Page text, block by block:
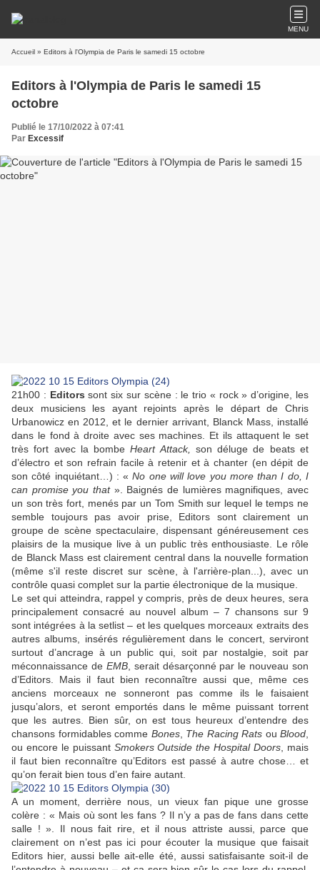
MENU
Accueil » Editors à l'Olympia de Paris le samedi 15 octobre
Editors à l'Olympia de Paris le samedi 15
octobre
Publié le 17/10/2022 à 07:41
Par Excessif
21h00 : Editors sont six sur scène : le trio « rock » d’origine, les
deux musiciens les ayant rejoints après le départ de Chris
Urbanowicz en 2012, et le dernier arrivant, Blanck Mass, installé
dans le fond à droite avec ses machines. Et ils attaquent le set
très fort avec la bombeHeart Attack, son déluge de beats et
d’électro et son refrain facile à retenir et à chanter (en dépit de
son côté inquiétant…) : «No one will love you more than I do, I
can promise you that ». Baignés de lumières magnifiques, avec
un son très fort, menés par un Tom Smith sur lequel le temps ne
semble toujours pas avoir prise, Editors sont clairement un
groupe de scène spectaculaire, dispensant généreusement ces
plaisirs de la musique live à un public très enthousiaste. Le rôle
de Blanck Mass est clairement central dans la nouvelle formation
(même s'il reste discret sur scène, à l'arrière-plan...), avec un
contrôle quasi complet sur la partie électronique de la musique.
Le set qui atteindra, rappel y compris, près de deux heures, sera
principalement consacré au nouvel album – 7 chansons sur 9
sont intégrées à la setlist – et les quelques morceaux extraits des
autres albums, insérés régulièrement dans le concert, serviront
surtout d’ancrage à un public qui, soit par nostalgie, soit par
méconnaissance de EMB, serait désarçonné par le nouveau son
d’Editors. Mais il faut bien reconnaître aussi que, même ces
anciens morceaux ne sonneront pas comme ils le faisaient
jusqu’alors, et seront emportés dans le même puissant torrent
que les autres. Bien sûr, on est tous heureux d’entendre des
chansons formidables comme Bones, The Racing Rats ou Blood
ou encore le puissant Smokers Outside the Hospital Doors , mais
il faut bien reconnaître qu’Editors est passé à autre chose… et
qu’on ferait bien tous d’en faire autant.
A un moment, derrière nous, un vieux fan pique une grosse
colère : « Mais où sont les fans ? Il n’y a pas de fans dans cette
salle ! ». Il nous fait rire, et il nous attriste aussi, parce que
clairement on n’est pas ici pour écouter la musique que faisait
Editors hier, aussi belle ait-elle été, aussi satisfaisante soit-il de